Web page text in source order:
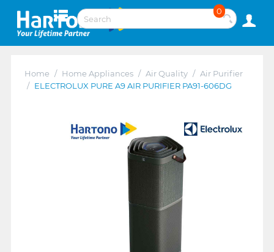
0
Home / Home Appliances / Air Quality / Air Purifier
/ ELECTROLUX PURE A9 AIR PURIFIER PA91-606DG